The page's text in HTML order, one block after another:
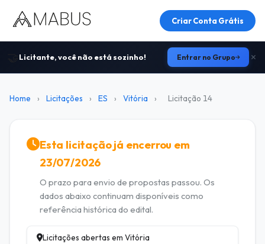
Criar Conta Grátis
Licitante, você não está sozinho! Entrar no Grupo
Home › Licitações › ES › Vitória › Licitação 14
Esta licitação já encerrou em
23/07/2026
O prazo para envio de propostas passou. Os
dados abaixo continuam disponíveis como
referência histórica do edital.
Licitações abertas em Vitória